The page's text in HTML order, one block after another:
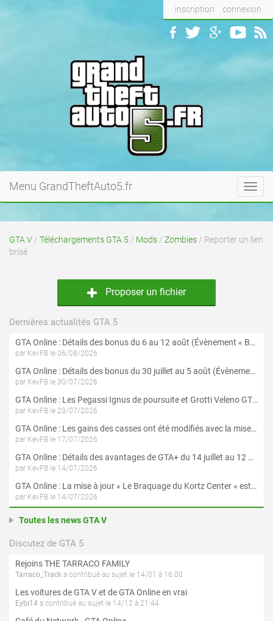
inscription connexion
Menu GrandTheftAuto5.fr
GTA V / Téléchargements GTA 5 / Mods / Zombies / Reporter un lien
brisé
Proposer un fichier
Dernières actualités GTA 5
GTA Online : Détails des bonus du 6 au 12 août (Évènement « Braquages de l'été » - Suite et fin)
par KevFB le 06/08/2026
GTA Online : Détails des bonus du 30 juillet au 5 août (Évènement « Braquages d'été »)
par KevFB le 30/07/2026
GTA Online : Les Pegassi Ignus de poursuite et Grotti Veleno GT sont maintenant disponibles
par KevFB le 23/07/2026
GTA Online : Les gains des casses ont été modifiés avec la mise à jour « Le Braquage du Kortz Center »
par KevFB le 17/07/2026
GTA Online : Détails des avantages de GTA+ du 14 juillet au 12 août
par KevFB le 14/07/2026
GTA Online : La mise à jour « Le Braquage du Kortz Center » est maintenant disponible
par KevFB le 14/07/2026
Toutes les news GTA V
Discutez de GTA 5
Rejoins THE TARRACO FAMILY
Tarraco_Track a contribué au sujet le 14/01 à 16:00
Les voitures de GTA V et de GTA Online en vrai
Eybi14 a contribué au sujet le 14/12 à 21:44